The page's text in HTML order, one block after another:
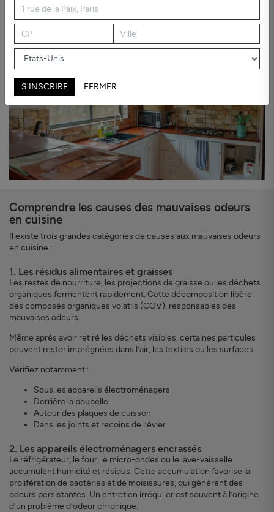
efficaces, et à comprendre pourquoi améliorer la qualité de l’air est
parfois indispensable pour éliminer durablement ces odeurs.
Comprendre les causes des mauvaises odeurs
en cuisine
Il existe trois grandes catégories de causes aux mauvaises odeurs
en cuisine :
1. Les résidus alimentaires et graisses
Les restes de nourriture, les projections de graisse ou les déchets
organiques fermentent rapidement. Cette décomposition libère
des composés organiques volatils (COV), responsables des
mauvaises odeurs.
Même après avoir retiré les déchets visibles, certaines particules
peuvent rester imprégnées dans l’air, les textiles ou les surfaces.
Vérifiez notamment :
Sous les appareils électroménagers
Derrière la poubelle
Autour des plaques de cuisson
Dans les joints et recoins de l’évier
2. Les appareils électroménagers encrassés
Le réfrigérateur, le four, le micro-ondes ou le lave-vaisselle
accumulent humidité et résidus. Cette accumulation favorise la
prolifération de bactéries et de moisissures, qui génèrent des
odeurs persistantes. Un entretien irrégulier est souvent à l’origine
d’un problème d’odeur chronique.
S'INSCRIRE FERMER